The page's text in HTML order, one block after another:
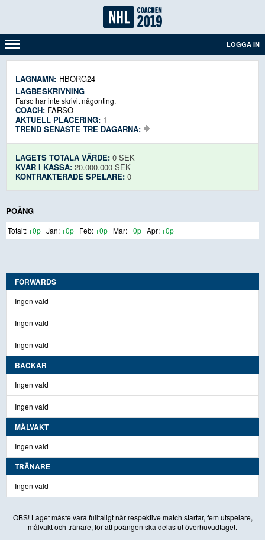
LOGGA IN
LAGNAMN: HBORG24
LAGBESKRIVNING
Farso har inte skrivit någonting.
COACH: FARSO
AKTUELL PLACERING: 1
TREND SENASTE TRE DAGARNA:
LAGETS TOTALA VÄRDE: 0 SEK
KVAR I KASSA: 20.000.000 SEK
KONTRAKTERADE SPELARE: 0
POÄNG
+0p +0p +0p +0p +0p
FORWARDS
Ingen vald
Ingen vald
Ingen vald
BACKAR
Ingen vald
Ingen vald
MÅLVAKT
Ingen vald
TRÄNARE
Ingen vald
OBS! Laget måste vara fulltaligt när respektive match startar, fem utspelare,
målvakt och tränare, för att poängen ska delas ut överhuvudtaget.